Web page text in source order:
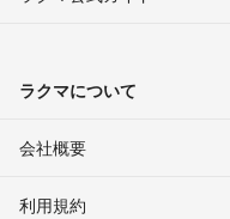
ラクマについて
会社概要
利用規約